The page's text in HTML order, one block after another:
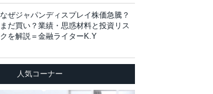
なぜジャパンディスプレイ株価急騰？
まだ買い？業績・思惑材料と投資リス
クを解説＝金融ライターK.Y
人気コーナー